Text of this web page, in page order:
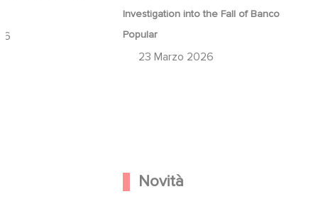
Investigation into the Fall of Banco
Popular
23 Marzo 2026
Novità